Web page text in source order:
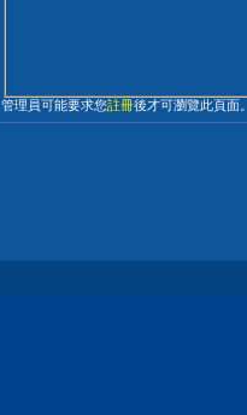
管理員可能要求您註冊後才可瀏覽此頁面。